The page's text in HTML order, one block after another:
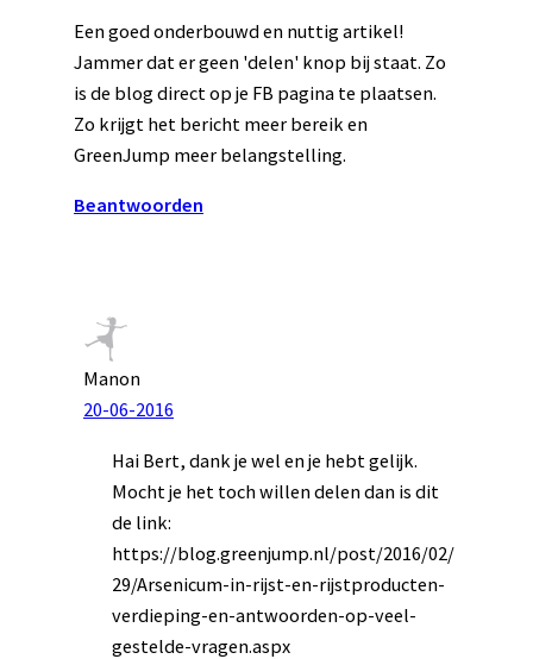
Een goed onderbouwd en nuttig artikel!
Jammer dat er geen 'delen' knop bij staat. Zo
is de blog direct op je FB pagina te plaatsen.
Zo krijgt het bericht meer bereik en
GreenJump meer belangstelling.
Beantwoorden
Manon
20-06-2016
Hai Bert, dank je wel en je hebt gelijk.
Mocht je het toch willen delen dan is dit
de link:
https://blog.greenjump.nl/post/2016/02/
29/Arsenicum-in-rijst-en-rijstproducten-
verdieping-en-antwoorden-op-veel-
gestelde-vragen.aspx